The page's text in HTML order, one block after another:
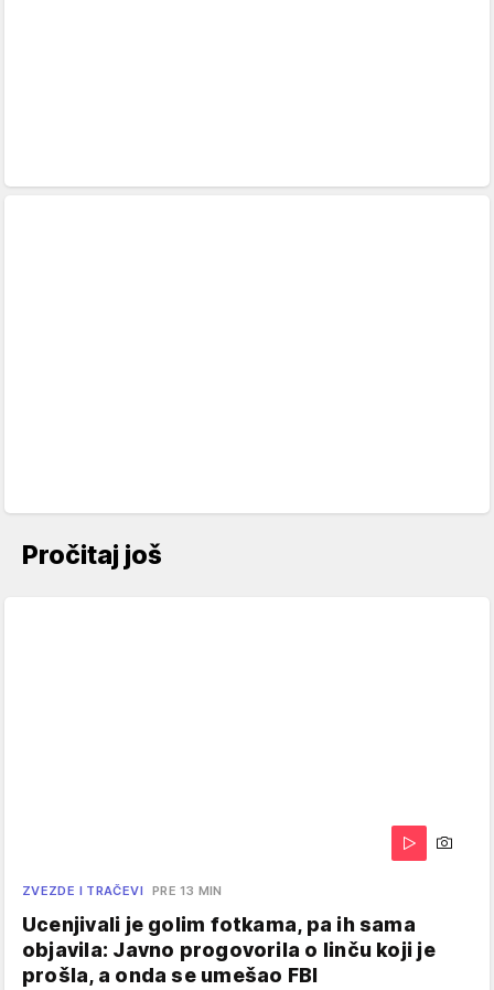
Pročitaj još
ZVEZDE I TRAČEVI PRE 13 MIN
Ucenjivali je golim fotkama, pa ih sama
objavila: Javno progovorila o linču koji je
prošla, a onda se umešao FBI